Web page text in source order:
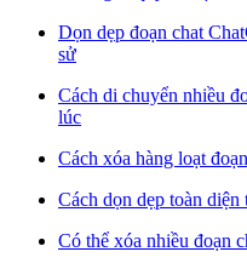
Dọn dẹp đoạn chat
sử
Cách di chuyển nhiều
lúc
Cách xóa hàng loạt
Cách dọn dẹp toàn
Có thể xóa nhiều đoạn